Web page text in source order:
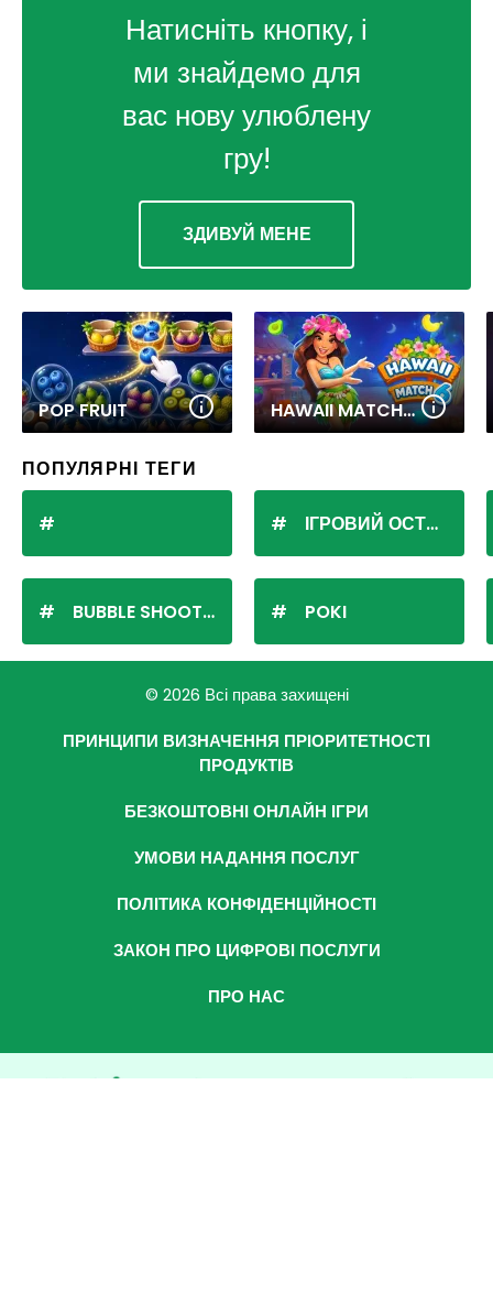
Натисніть кнопку, і
ми знайдемо для
вас нову улюблену
гру!
ЗДИВУЙ МЕНЕ
POP FRUIT HAWAII MATCH 6
ПОПУЛЯРНІ ТЕГИ
BUBBLE SHOOTER
ІГРОВИЙ ОСТРІВ
POKI
© 2026 Всі права захищені
ПРИНЦИПИ ВИЗНАЧЕННЯ ПРІОРИТЕТНОСТІ
ПРОДУКТІВ
БЕЗКОШТОВНІ ОНЛАЙН ІГРИ
УМОВИ НАДАННЯ ПОСЛУГ
ПОЛІТИКА КОНФІДЕНЦІЙНОСТІ
ЗАКОН ПРО ЦИФРОВІ ПОСЛУГИ
ПРО НАС